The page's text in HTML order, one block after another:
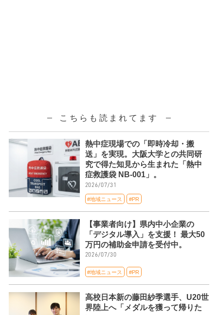
こちらも読まれてます
熱中症現場での「即時冷却・搬
送」を実現。大阪大学との共同研
究で得た知見から生まれた「熱中
症救護袋 NB-001」。
2026/07/31
#地域ニュース #PR
【事業者向け】県内中小企業の
「デジタル導入」を支援！ 最大50
万円の補助金申請を受付中。
2026/07/30
#地域ニュース #PR
高校日本新の藤田紗季選手、U20世
界陸上へ「メダルを獲って帰りた